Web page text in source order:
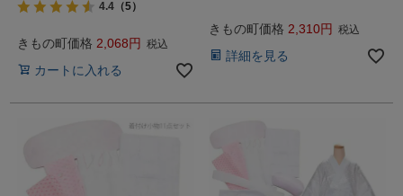
4.4 （5）
きもの町価格 2,068 税込
カートに入れる
きもの町価格 2,310 税込
詳細を見る